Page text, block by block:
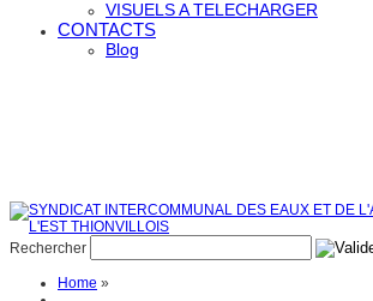
VISUELS A TELECHARGER
CONTACTS
Blog
Rechercher
Home »